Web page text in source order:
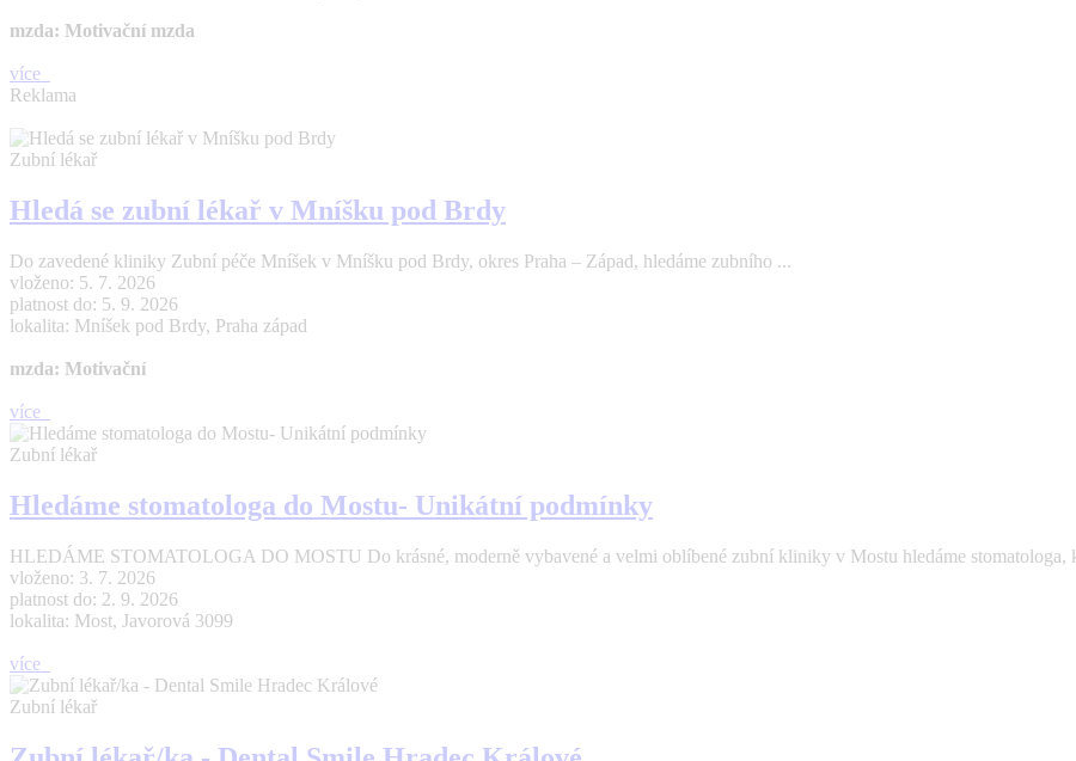
mzda: Motivační mzda
více
Reklama
Zubní lékař
Hledá se zubní lékař v Mníšku pod Brdy
Do zavedené kliniky Zubní péče Mníšek v Mníšku pod Brdy, okres Praha – Západ, hledáme zubního ...
vloženo: 5. 7. 2026
platnost do: 5. 9. 2026
lokalita: Mníšek pod Brdy, Praha západ
mzda: Motivační
více
Zubní lékař
Hledáme stomatologa do Mostu- Unikátní podmínky
HLEDÁME STOMATOLOGA DO MOSTU Do krásné, moderně vybavené a velmi oblíbené zubní kliniky v Mostu hledáme stomatologa,
vloženo: 3. 7. 2026
platnost do: 2. 9. 2026
lokalita: Most, Javorová 3099
více
Zubní lékař